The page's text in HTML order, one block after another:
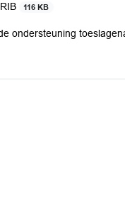
116 KB
ondersteuning